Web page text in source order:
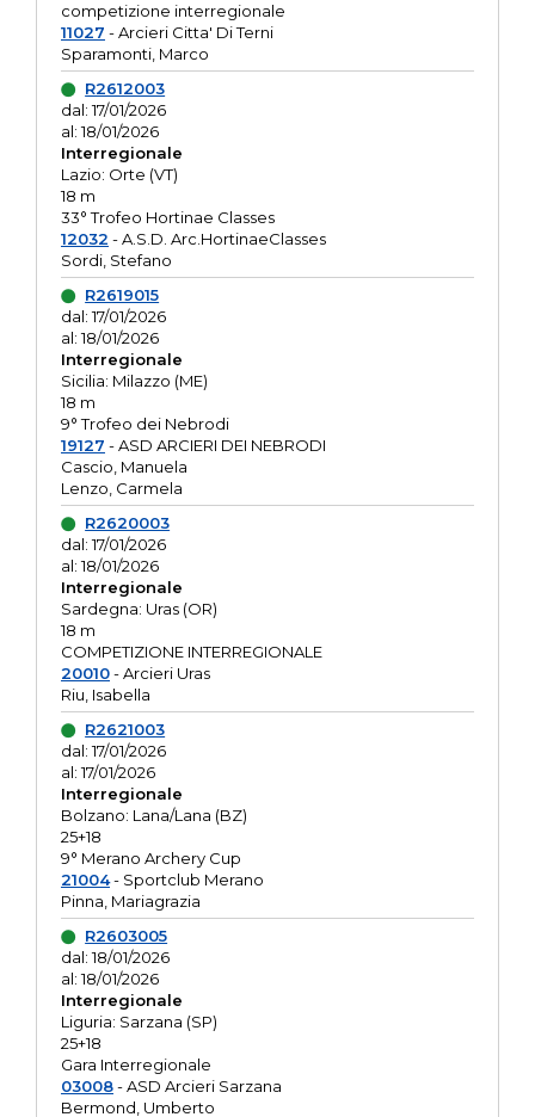
competizione interregionale
11027 - Arcieri Citta' Di Terni
Sparamonti, Marco
R2612003
dal: 17/01/2026
al: 18/01/2026
Interregionale
Lazio: Orte (VT)
18 m
33° Trofeo Hortinae Classes
12032 - A.S.D. Arc.HortinaeClasses
Sordi, Stefano
R2619015
dal: 17/01/2026
al: 18/01/2026
Interregionale
Sicilia: Milazzo (ME)
18 m
9° Trofeo dei Nebrodi
19127 - ASD ARCIERI DEI NEBRODI
Cascio, Manuela
Lenzo, Carmela
R2620003
dal: 17/01/2026
al: 18/01/2026
Interregionale
Sardegna: Uras (OR)
18 m
COMPETIZIONE INTERREGIONALE
20010- Arcieri Uras
Riu, Isabella
R2621003
dal: 17/01/2026
al: 17/01/2026
Interregionale
Bolzano: Lana/Lana (BZ)
25+18
9° Merano Archery Cup
21004- Sportclub Merano
Pinna, Mariagrazia
R2603005
dal: 18/01/2026
al: 18/01/2026
Interregionale
Liguria: Sarzana (SP)
25+18
Gara Interregionale
03008- ASD Arcieri Sarzana
Bermond, Umberto